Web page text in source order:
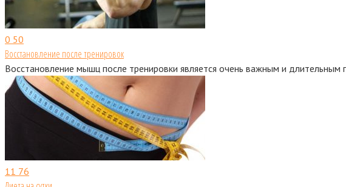
0 50
Восстановление после тренировок
Восстановление мышц после тренировки является очень важным и длительным
11 76